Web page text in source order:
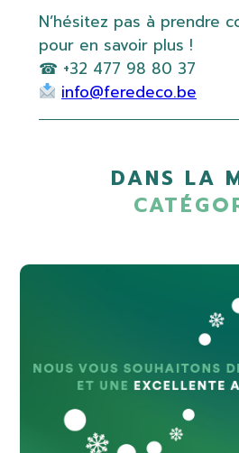
N’hésitez pas à prendre
pour en savoir plus !
☎ +32 477 98 80 37
info@feredeco.be
DANS LA